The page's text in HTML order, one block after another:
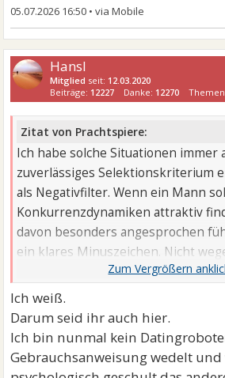
05.07.2026 16:50 •
Hansl
Mitglied seit: 12.03.2020
Beiträge: 12227 Danke: 12270
Zitat von Prachtspiere:
Ich habe solche Situationen immer
zuverlässiges Selektionskriterium
als Negativfilter. Wenn ein Mann
Konkurrenzdynamiken attraktiv
davon besonders angesprochen
ein klares Minuszeichen. Nicht
sondern wegen seiner Reaktion
die Art von Signal, die bei mir nicht
sondern Distanz. Das spart Zeit und
Ich weiß.
Darum seid ihr auch hier.
Ich bin nunmal kein
Gebrauchsanweisung wedelt